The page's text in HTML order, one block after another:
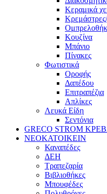
Κεραμικά
Κουζίνα
Μπάνιο
Πίνακες
Φωτιστικά
Οροφής
Δαπέδου
Επιτραπέζια
Απλίκες
Λευκά Είδη
Σεντόνια
GRECO STROM
ΝΕΟΚΑΤΟΙΚΕΙΝ
Καναπέδες
ΔΕΗ
Τραπεζαρία
Βιβλιοθήκες
Μπουφέδες